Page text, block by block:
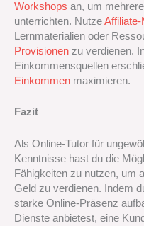
Workshops an, um
unterrichten. Nutze
Lernmaterialien oder
Provisionen zu verdienen.
Einkommensquellen
Einkommen maximieren.
Fazit
Als Online-Tutor für
Kenntnisse hast du die
Fähigkeiten zu nutzen, um
Geld zu verdienen. Indem
starke Online-Präsenz
Dienste anbietest, eine